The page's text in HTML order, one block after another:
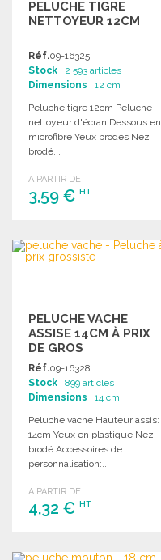
PELUCHE TIGRE
NETTOYEUR 12CM
Réf.09-16325
Stock : 2 593 articles
Dimensions : 12 cm
Peluche tigre 12cm Peluche
nettoyeur d'écran Dessous en
microfibre Yeux brodés Nez
brodé...
A PARTIR DE
3,59 € HT
Demander un devis
PELUCHE VACHE
ASSISE 14CM À PRIX
DE GROS
Réf.09-16328
Stock : 899 articles
Dimensions : 14 cm
Peluche vache Hauteur assis:
14cm Yeux en plastique Nez
brodé Accessoires de
personnalisation:...
A PARTIR DE
4,32 € HT